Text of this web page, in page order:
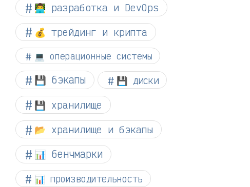
👨‍💻 разработка и DevOps
💰 трейдинг и крипта
💻 операционные системы
💾 бэкапы 💾 диски
💾 хранилище
📂 хранилище и бэкапы
📊 бенчмарки
📊 производительность